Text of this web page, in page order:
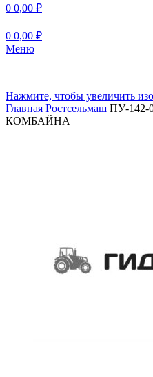
0 0,00 ₽
0 0,00 ₽
Меню
Нажмите, чтобы увеличить
Главная Ростсельмаш ПУ-
КОМБАЙНА